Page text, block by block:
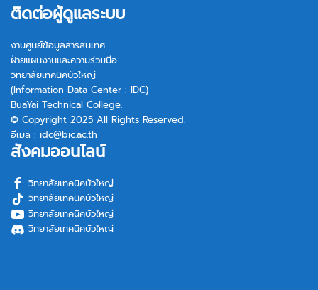
ติดต่อผู้ดูแลระบบ
งานศูนย์ข้อมูลสารสนเทศ
ฝ่ายแผนงานและความร่วมมือ
วิทยาลัยเทคนิคบัวใหญ่
(Information Data Center : IDC)
BuaYai Technical College.
© Copyright 2025 All Rights Reserved.
อีเมล : idc@bic.ac.th
สังคมออนไลน์
วิทยาลัยเทคนิคบัวใหญ่
วิทยาลัยเทคนิคบัวใหญ่
วิทยาลัยเทคนิคบัวใหญ่
วิทยาลัยเทคนิคบัวใหญ่